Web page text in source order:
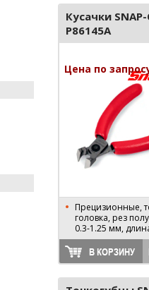
Кусачки
P86145A
Цена по
Прецизионные,
головка, рез
0.3-1.25 мм,
В КОРЗИНУ